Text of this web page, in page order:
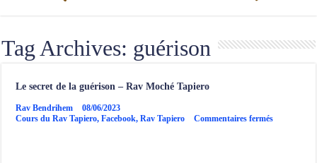
Tag Archives: guérison
Le secret de la guérison – Rav Moché Tapiero
Rav Bendrihem
08/06/2023
Cours du Rav Tapiero,Facebook,Rav Tapiero Commentaires ferméssur